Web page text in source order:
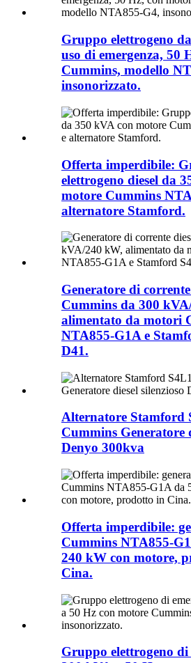
Gruppo elettrogeno
uso di emergenza, 50
Cummins, modello
insonorizzato.
Offerta imperdibile:
elettrogeno diesel da
motore Cummins
alternatore Stamford.
Generatore di corrente
Cummins da 300
alimentato da motori
NTA855-G1A e
D41.
Alternatore Stamford
Cummins Generatore
Denyo 300kva
Offerta imperdibile:
Cummins NTA855-
240 kW con motore,
Cina.
Gruppo elettrogeno di